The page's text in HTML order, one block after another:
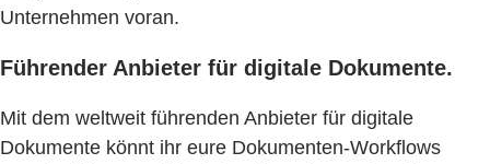
Unternehmen voran.
Führender Anbieter für digitale Dokumente.
Mit dem weltweit führenden Anbieter für digitale
Dokumente könnt ihr eure Dokumenten-Workflows